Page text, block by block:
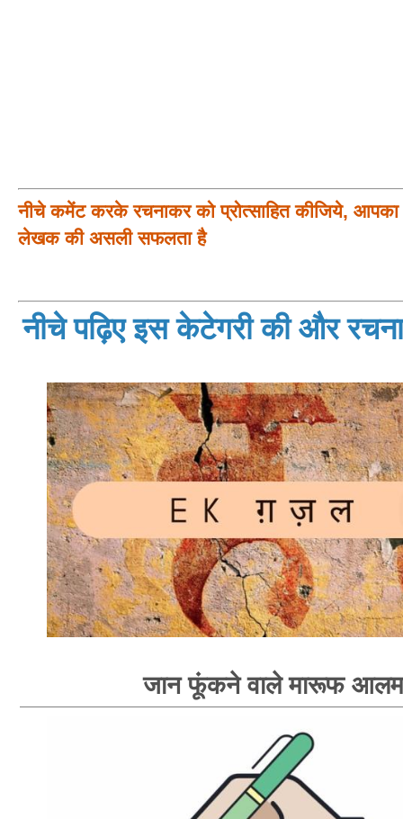
नीचे कमेंट करके रचनाकर को प्रोत्साहित कीजिये, आपका
लेखक की असली सफलता है
नीचे पढ़िए इस केटेगरी की और
जान फूंकने वाले मारूफ आलम